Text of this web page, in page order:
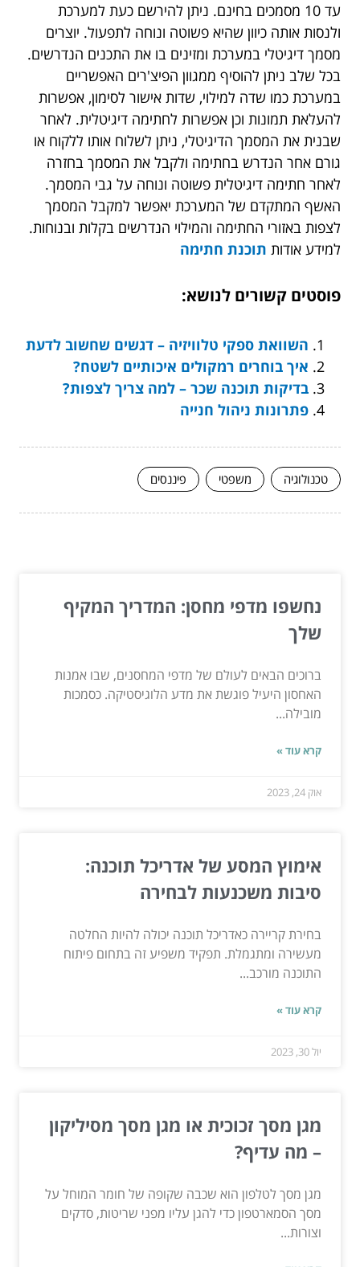
עד 10 מסמכים בחינם. ניתן להירשם כעת למערכת
ולנסות אותה כיוון שהיא פשוטה ונוחה לתפעול. יוצרים
מסמך דיגיטלי במערכת ומזינים בו את התכנים הנדרשים.
בכל שלב ניתן להוסיף ממגוון הפיצ'רים האפשריים
במערכת כמו שדה למילוי, שדות אישור לסימון, אפשרות
להעלאת תמונות וכן אפשרות לחתימה דיגיטלית. לאחר
שבנית את המסמך הדיגיטלי, ניתן לשלוח אותו ללקוח או
גורם אחר הנדרש בחתימה ולקבל את המסמך בחזרה
לאחר חתימה דיגיטלית פשוטה ונוחה על גבי המסמך.
האשף המתקדם של המערכת יאפשר למקבל המסמך
לצפות באזורי החתימה והמילוי הנדרשים בקלות ובנוחות.
למידע אודות תוכנת חתימה
פוסטים קשורים לנושא:
השוואת ספקי טלוויזיה – דגשים שחשוב לדעת
איך בוחרים רמקולים איכותיים לשטח?
בדיקות תוכנה שכר – למה צריך לצפות?
פתרונות ניהול חנייה
טכנולוגיה משפטי פיננסים
נחשפו מדפי מחסן: המדריך המקיף
שלך
ברוכים הבאים לעולם של מדפי המחסנים, שבו אמנות
האחסון היעיל פוגשת את מדע הלוגיסטיקה. כסמכות
מובילה...
קרא עוד »
אוק 24, 2023
אימוץ המסע של אדריכל תוכנה:
סיבות משכנעות לבחירה
בחירת קריירה כאדריכל תוכנה יכולה להיות החלטה
מעשירה ומתגמלת. תפקיד משפיע זה בתחום פיתוח
התוכנה מורכב...
קרא עוד »
יול 30, 2023
מגן מסך זכוכית או מגן מסך מסיליקון
– מה עדיף?
מגן מסך לטלפון הוא שכבה שקופה של חומר המוחל על
מסך הסמארטפון כדי להגן עליו מפני שריטות, סדקים
וצורות...